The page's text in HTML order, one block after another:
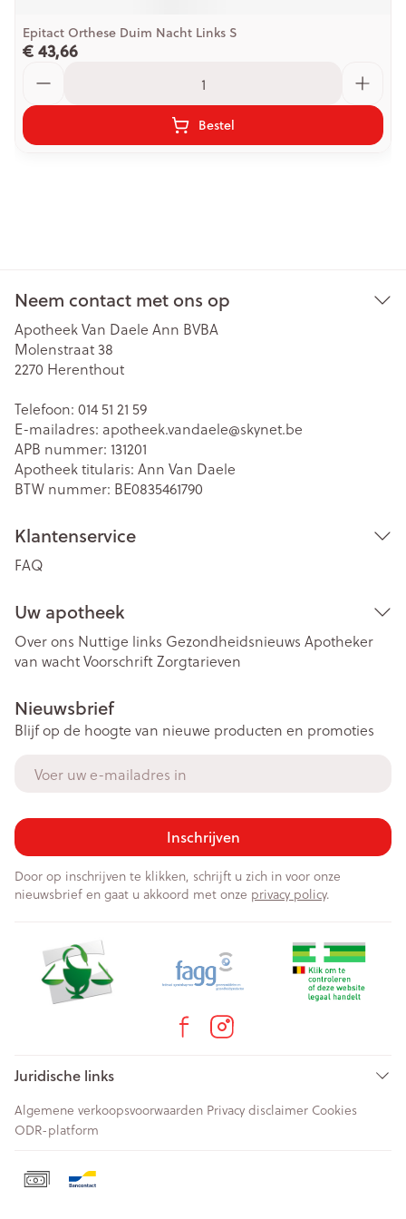
Epitact Orthese Duim Nacht Links S
€ 43,66
Bestel
Neem contact met ons op
Apotheek Van Daele Ann BVBA
Molenstraat 38
2270 Herenthout
Telefoon: 014 51 21 59
E-mailadres: apotheek.vandaele@skynet.be
APB nummer: 131201
Apotheek titularis: Ann Van Daele
BTW nummer: BE0835461790
Klantenservice
FAQ
Uw apotheek
Over ons Nuttige links Gezondheidsnieuws Apotheker
van wachtVoorschriftZorgtarieven
Nieuwsbrief
Blijf op de hoogte van nieuwe producten en promoties
Inschrijven
Door op inschrijven te klikken, schrijft u zich in voor onze
nieuwsbrief en gaat u akkoord met onze privacy policy.
Juridische links
Algemene verkoopsvoorwaarden Privacy disclaimer Cookies
ODR-platform